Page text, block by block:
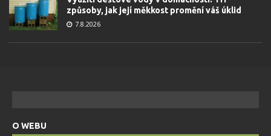
způsoby, jak její měkkost promění váš úklid
7.8.2026
O WEBU